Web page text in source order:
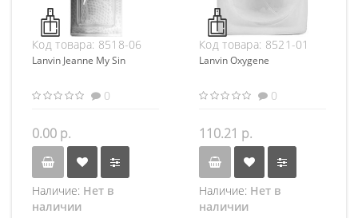
Код товара: 8518-06
Lanvin Jeanne My Sin
0
0.00 р.
Наличие: Нет в
наличии
Код товара: 8521-01
Lanvin Oxygene
0
110.21 р.
Наличие: Нет в
наличии